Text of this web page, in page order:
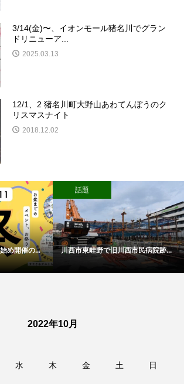
3/14(金)〜、イオンモール猪名川でグラン
ドリニューア...
2025.03.13
12/1、2 猪名川町大野山あわてんぼうのク
リスマスナイト
2018.12.02
め開催の...
話題
川西市東畦野で旧川西市民病院跡...
2022年10月
水 木 金 土 日